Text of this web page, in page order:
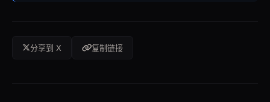
分享到 X 复制链接